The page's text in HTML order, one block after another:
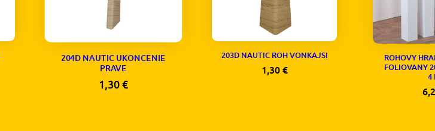
204D NAUTIC UKONCENIE
PRAVE
1,30€
203D NAUTIC ROH VONKAJSI
1,30 €
ROHOVY
FOLIOVANY
4